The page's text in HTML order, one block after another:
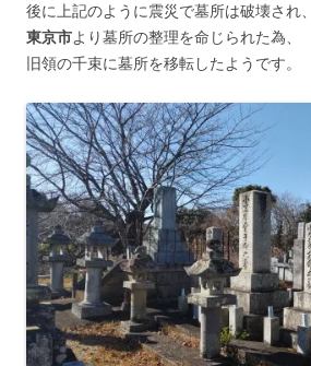
後に上記のように震災で墓所は破壊され、
東京市より墓所の整理を命じられた為、
旧領の千束に墓所を移転したようです。